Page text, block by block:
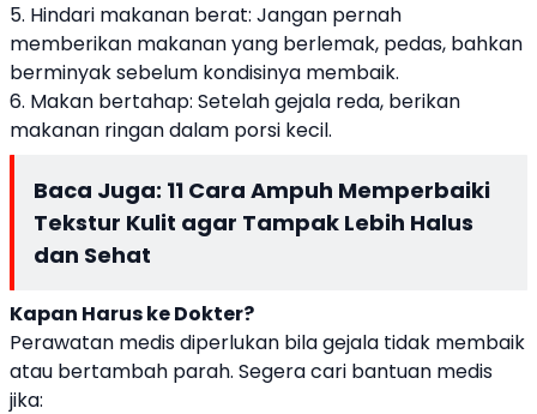
5. Hindari makanan berat: Jangan pernah
memberikan makanan yang berlemak, pedas, bahkan
berminyak sebelum kondisinya membaik.
6. Makan bertahap: Setelah gejala reda, berikan
makanan ringan dalam porsi kecil.
Baca Juga: 11 Cara Ampuh Memperbaiki
Tekstur Kulit agar Tampak Lebih Halus
dan Sehat
Kapan Harus ke Dokter?
Perawatan medis diperlukan bila gejala tidak membaik
atau bertambah parah. Segera cari bantuan medis
jika: